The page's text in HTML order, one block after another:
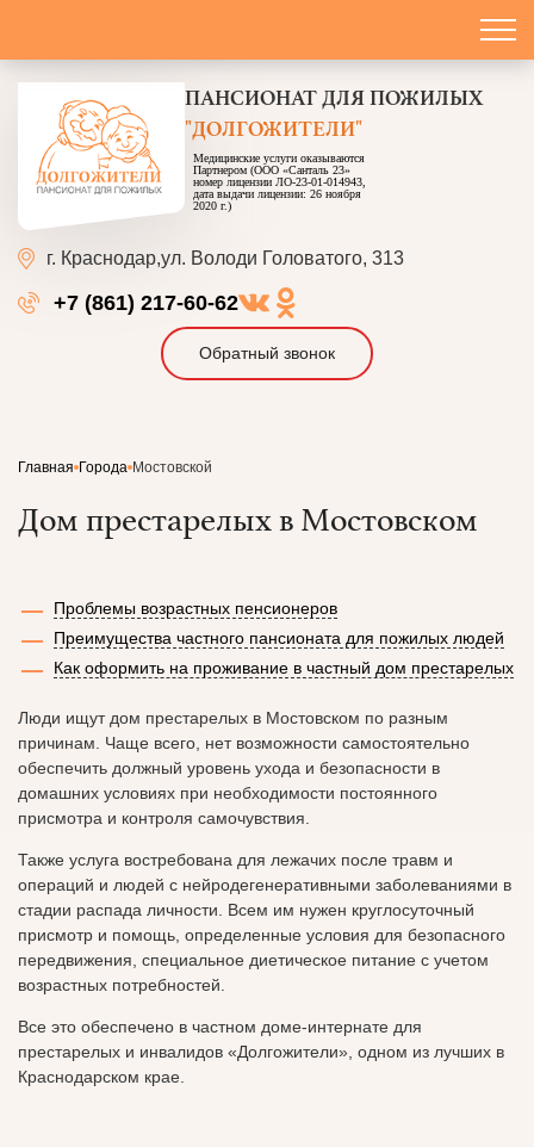
ПАНСИОНАТ ДЛЯ ПОЖИЛЫХ
"ДОЛГОЖИТЕЛИ"
Медицинские услуги оказываются
Партнером (ООО «Санталь 23»
номер лицензии ЛО-23-01-014943,
дата выдачи лицензии: 26 ноября
2020 г.)
г. Краснодар,ул. Володи Головатого, 313
+7 (861) 217-60-62
Обратный звонок
Главная Города Мостовской
Дом престарелых в Мостовском
Проблемы возрастных пенсионеров
Преимущества частного пансионата для пожилых людей
Как оформить на проживание в частный дом престарелых
Люди ищут дом престарелых в Мостовском по разным
причинам. Чаще всего, нет возможности самостоятельно
обеспечить должный уровень ухода и безопасности в
домашних условиях при необходимости постоянного
присмотра и контроля самочувствия.
Также услуга востребована для лежачих после травм и
операций и людей с нейродегенеративными заболеваниями в
стадии распада личности. Всем им нужен круглосуточный
присмотр и помощь, определенные условия для безопасного
передвижения, специальное диетическое питание с учетом
возрастных потребностей.
Все это обеспечено в частном доме-интернате для
престарелых и инвалидов «Долгожители», одном из лучших в
Краснодарском крае.